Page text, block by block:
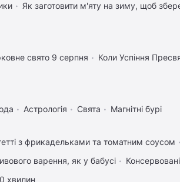
Як заготовити м'яту на зиму, щоб
свято 9 серпня
Коли Успіння
Астрологія Свята Магнітні бурі
з фрикадельками та томатним соусом
варення, як у бабусі
хвилин